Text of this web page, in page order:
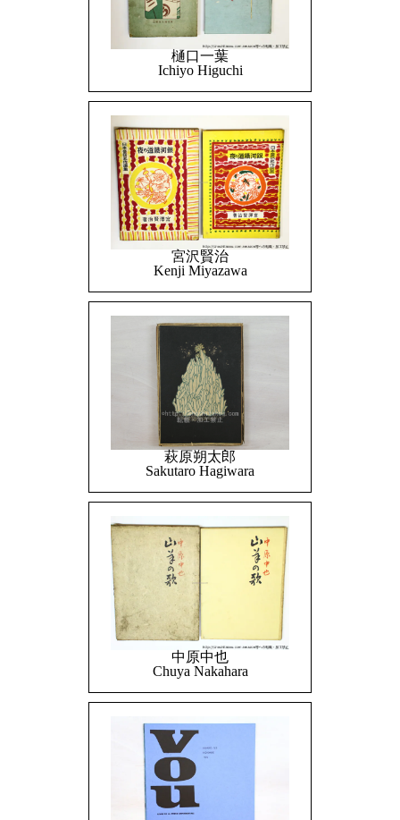
樋口一葉
Ichiyo Higuchi
宮沢賢治
Kenji Miyazawa
萩原朔太郎
Sakutaro Hagiwara
中原中也
Chuya Nakahara